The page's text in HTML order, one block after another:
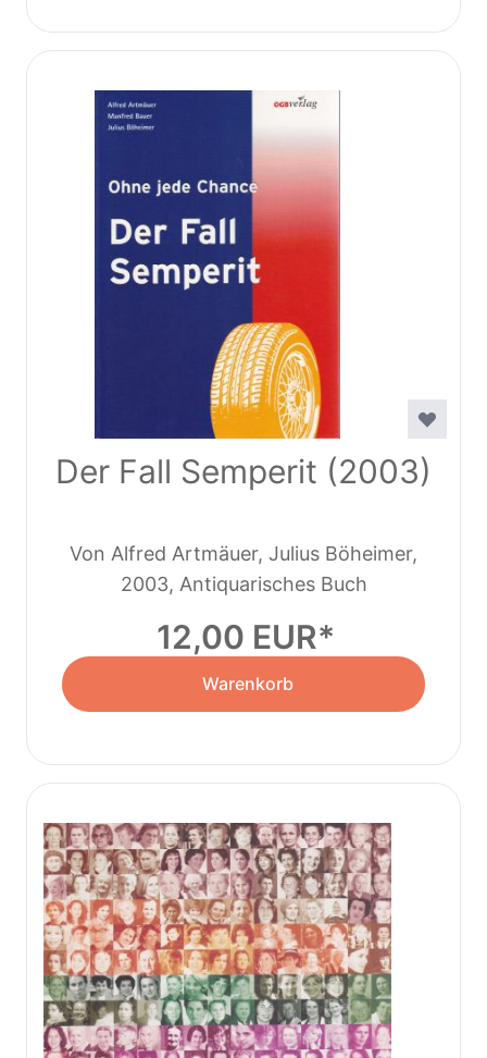
Der Fall Semperit (2003)
Von Alfred Artmäuer, Julius Böheimer,
Manfred Bauer
2003, Antiquarisches Buch
12,00 EUR
Warenkorb